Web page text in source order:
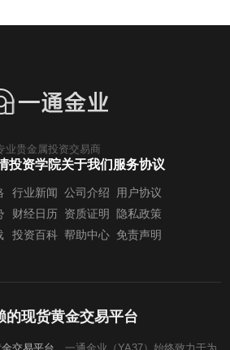
业贵金属投资交易商
投资学院
行业新闻
财经日历
投资百科
关于我们
公司介绍
资质证明
帮助中心
服务协议
用户协议
隐私政策
免责声明
的现货黄金交易平台